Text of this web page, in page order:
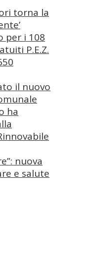
torna la
per i 108
P.E.Z.
il nuovo
ha
nuova
e salute